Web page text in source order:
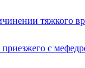
тяжкого
с